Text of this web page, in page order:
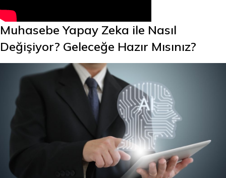
Muhasebe Yapay Zeka ile Nasıl
Değişiyor? Geleceğe Hazır Mısınız?